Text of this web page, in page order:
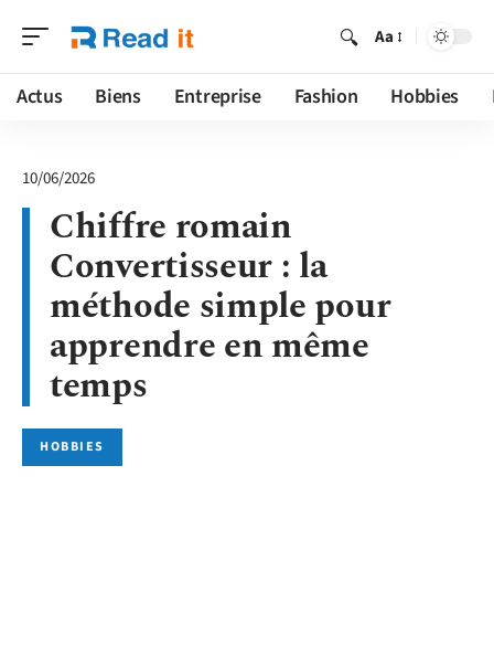
Aa
Actus Biens Entreprise Fashion Hobbies
10/06/2026
Chiffre romain
Convertisseur : la
méthode simple pour
apprendre en même
temps
HOBBIES